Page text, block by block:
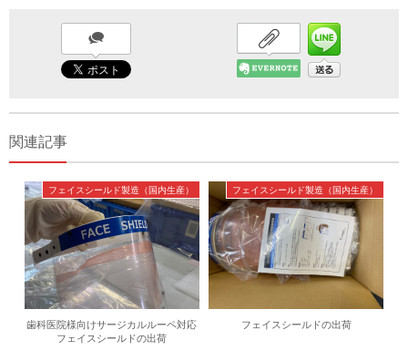
関連記事
フェイスシールド製造（国内生産）
歯科医院様向けサージカルルーペ対応
フェイスシールドの出荷
フェイスシールド製造（国内生産）
フェイスシールドの出荷